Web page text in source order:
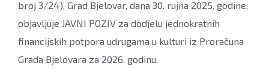
broj 3/24), Grad Bjelovar, dana 30. rujna 2025. godine,
objavljuje JAVNI POZIV za dodjelu jednokratnih
financijskih potpora udrugama u kulturi iz Proračuna
Grada Bjelovara za 2026. godinu.